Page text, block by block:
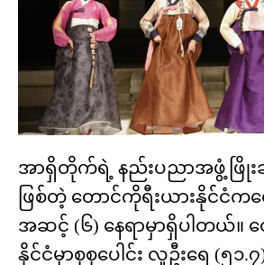
အာရှိတိုက်ရဲ့ နည်းပညာအဖွံ့ဖြိုး
ဖြစ်တဲ့ တောင်ကိုရီးယားနိုင်ငံကတ
အဆင့် (၆) နေရာမှာရှိပါတယ်။
နိုင်ငံမှာစုစုပေါင်း လူဦးရေ (၅၁.